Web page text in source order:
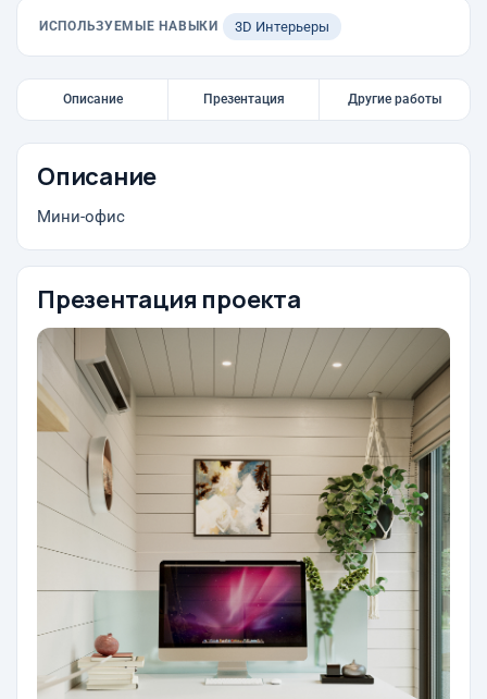
ИСПОЛЬЗУЕМЫЕ НАВЫКИ 3D Интерьеры
Описание Презентация Другие работы
Описание
Мини-офис
Презентация проекта